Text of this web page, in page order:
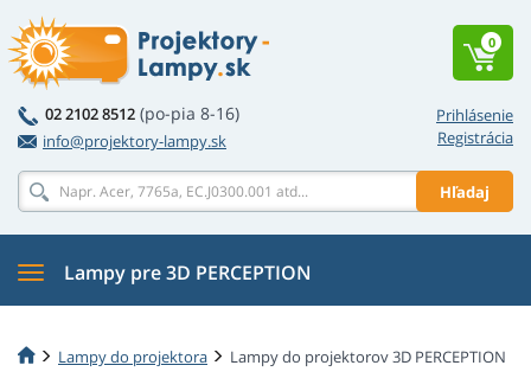
Prihlásenie
Registrácia
02 2102 8512 (po-pia 8-16)
info@projektory-lampy.sk
Hľadaj
0
Lampy pre 3D PERCEPTION
Lampy do projektora Lampy do projektorov 3D PERCEPTION